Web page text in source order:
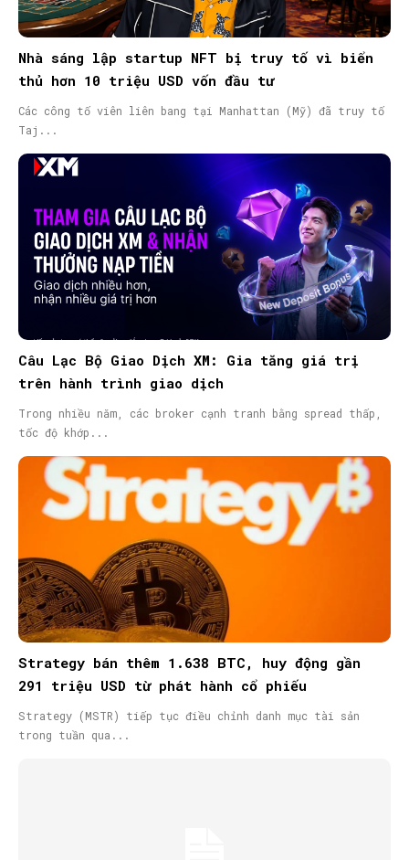
Nhà sáng lập startup NFT bị truy tố vì biển
thủ hơn 10 triệu USD vốn đầu tư
Các công tố viên liên bang tại Manhattan (Mỹ) đã truy tố
Taj...
Câu Lạc Bộ Giao Dịch XM: Gia tăng giá trị
trên hành trình giao dịch
Trong nhiều năm, các broker cạnh tranh bằng spread thấp,
tốc độ khớp...
Strategy bán thêm 1.638 BTC, huy động gần
291 triệu USD từ phát hành cổ phiếu
Strategy (MSTR) tiếp tục điều chỉnh danh mục tài sản
trong tuần qua...